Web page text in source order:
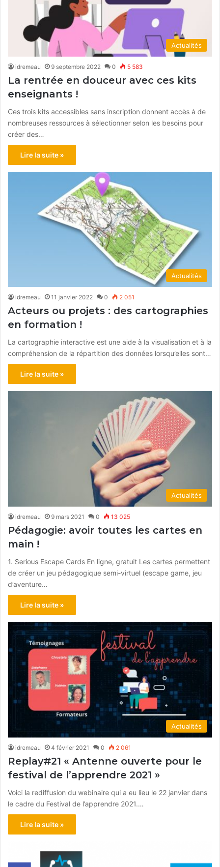
Actualités
idremeau 9 septembre 2022 0 5 583
La rentrée en douceur avec ces kits
enseignants !
Ces trois kits accessibles sans inscription donnent accès à de
nombreuses ressources à sélectionner selon les besoins pour
créer des…
Lire la suite »
Actualités
idremeau 11 janvier 2022 0 2 051
Acteurs ou projets : des cartographies
en formation !
La cartographie interactive est une aide à la visualisation et à la
compréhension de la répartition des données lorsqu’elles sont…
Lire la suite »
Actualités
idremeau 9 mars 2021 0 13 025
Pédagogie: avoir toutes les cartes en
main !
1. Serious Escape Cards En ligne, gratuit Les cartes permettent
de créer un jeu pédagogique semi-virtuel (escape game, jeu
d’aventure…
Lire la suite »
Actualités
idremeau 4 février 2021 0 2 061
Replay#21 « Antenne ouverte pour le
festival de l’apprendre 2021 »
Voici la rediffusion du webinaire qui a eu lieu le 22 janvier dans
le cadre du Festival de l’apprendre 2021.…
Lire la suite »